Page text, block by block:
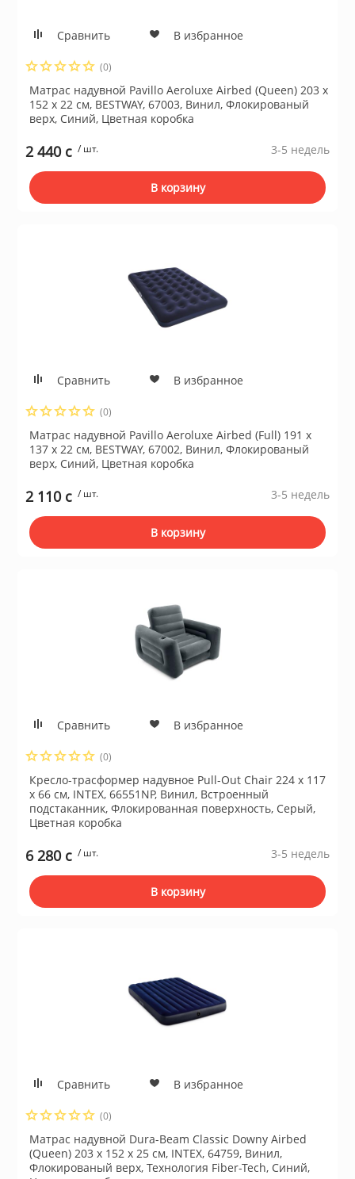
и аксессуары
товары
Сравнить В избранное
(0)
Матрас надувной Pavillo Aeroluxe Airbed (Queen) 203 х
152 х 22 см, BESTWAY, 67003, Винил, Флокированый
верх, Синий, Цветная коробка
2 440 c / шт. 3-5 недель
В корзину
Сравнить В избранное
(0)
Матрас надувной Pavillo Aeroluxe Airbed (Full) 191 х
137 х 22 см, BESTWAY, 67002, Винил, Флокированый
верх, Синий, Цветная коробка
2 110 c / шт. 3-5 недель
В корзину
Сравнить В избранное
(0)
Кресло-трасформер надувное Pull-Out Chair 224 x 117
x 66 см, INTEX, 66551NP, Винил, Встроенный
подстаканник, Флокированная поверхность, Серый,
Цветная коробка
6 280 c / шт. 3-5 недель
В корзину
Сравнить В избранное
(0)
Матрас надувной Dura-Beam Classic Downy Airbed
(Queen) 203 х 152 х 25 см, INTEX, 64759, Винил,
Флокированый верх, Технология Fiber-Tech, Синий,